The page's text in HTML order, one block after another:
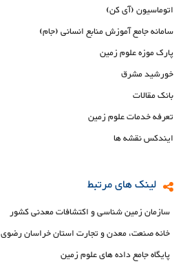
اتوماسیون (آی کن)
سامانه جامع آموزش منابع انسانی (جام)
پارک موزه علوم زمین
خورشید مشرق
بانک مقالات
تعرفه خدمات علوم زمین
ایندکس نقشه ها
لینک های مرتبط
سازمان زمین شناسی و اکتشافات معدنی کشور
خانه صنعت، معدن و تجارت استان خراسان رضوی
پایگاه جامع داده های علوم زمین